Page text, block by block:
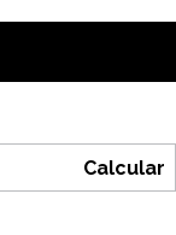
Calcular